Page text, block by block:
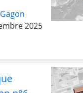
et les
2025